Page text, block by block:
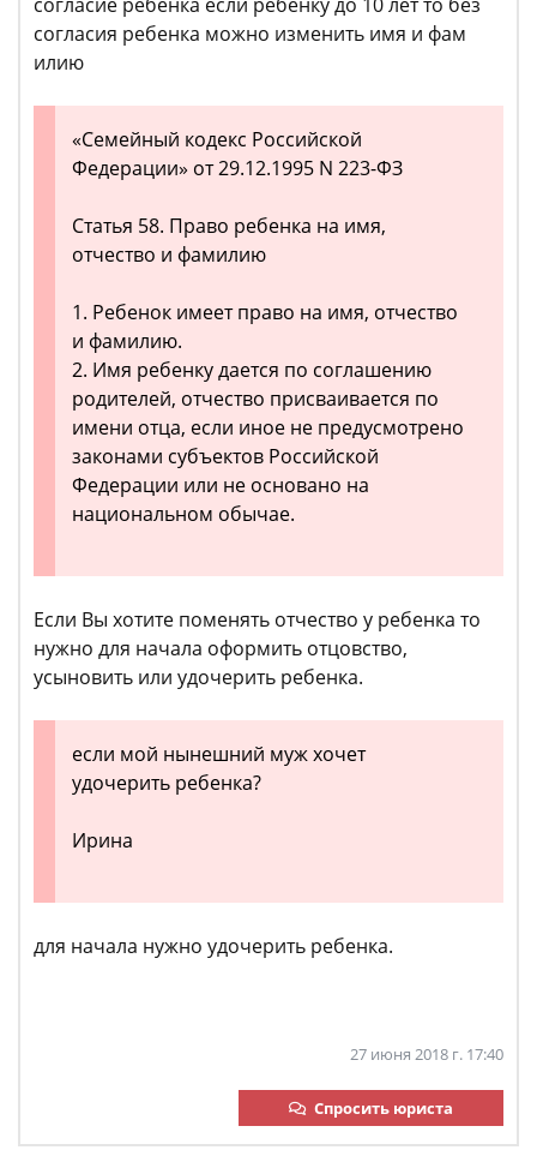
согласия ребенка можно изменить имя и фам
илию
«Семейный кодекс Российской
Федерации» от 29.12.1995 N 223-ФЗ
Статья 58. Право ребенка на имя,
отчество и фамилию
1. Ребенок имеет право на имя, отчество
и фамилию.
2. Имя ребенку дается по соглашению
родителей, отчество присваивается по
имени отца, если иное не предусмотрено
законами субъектов Российской
Федерации или не основано на
национальном обычае.
Если Вы хотите поменять отчество у ребенка то
нужно для начала оформить отцовство,
усыновить или удочерить ребенка.
если мой нынешний муж хочет
удочерить ребенка?
Ирина
для начала нужно удочерить ребенка.
27 июня 2018 г. 17:40
Спросить юриста